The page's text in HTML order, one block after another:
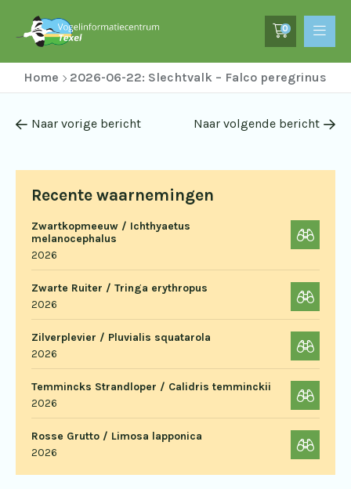
0
Home 2026-06-22: Slechtvalk – Falco peregrinus
Recente waarnemingen
Zwartkopmeeuw / Ichthyaetus
melanocephalus
2026
Zwarte Ruiter / Tringa erythropus
2026
Zilverplevier / Pluvialis squatarola
2026
Temmincks Strandloper / Calidris temminckii
2026
Rosse Grutto / Limosa lapponica
2026
Naar vorige bericht Naar volgende bericht